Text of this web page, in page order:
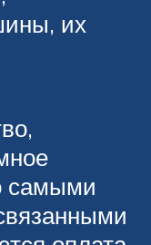
их
самыми